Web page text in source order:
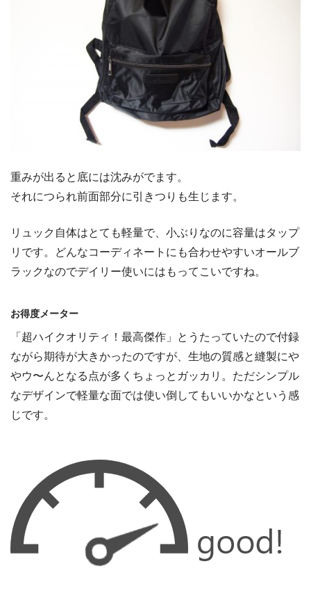
重みが出ると底には沈みがでます。
それにつられ前面部分に引きつりも生じます。
リュック自体はとても軽量で、小ぶりなのに容量はタップ
リです。どんなコーディネートにも合わせやすいオールブ
ラックなのでデイリー使いにはもってこいですね。
お得度メーター
「超ハイクオリティ！最高傑作」とうたっていたので付録
ながら期待が大きかったのですが、生地の質感と縫製にや
やウ〜んとなる点が多くちょっとガッカリ。ただシンプル
なデザインで軽量な面では使い倒してもいいかなという感
じです。